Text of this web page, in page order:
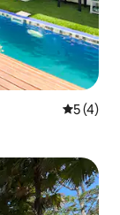
5 de
5 (4)